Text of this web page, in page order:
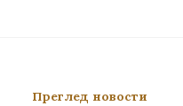
Преглед новости